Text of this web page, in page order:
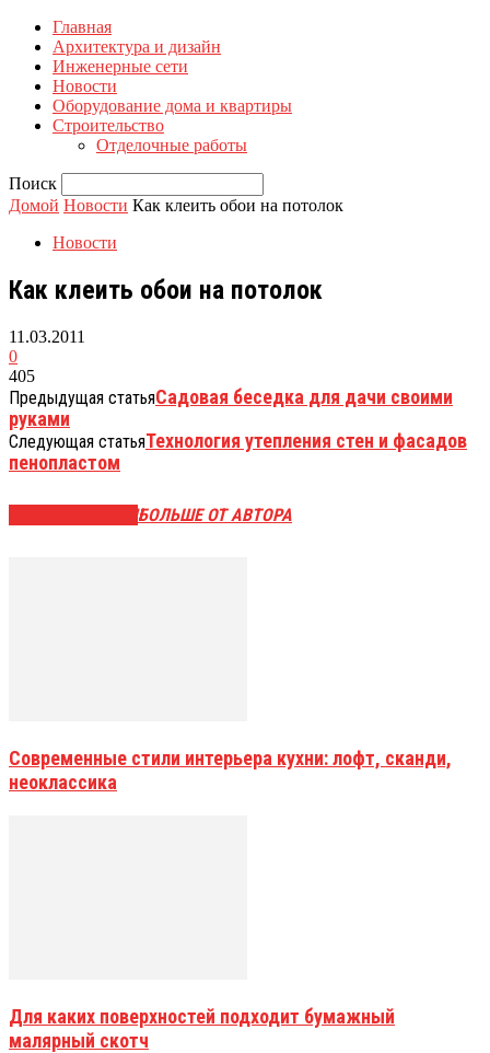
Главная
Архитектура и дизайн
Инженерные сети
Новости
Оборудование дома и квартиры
Строительство
Отделочные работы
Поиск
Домой Новости Как клеить обои на потолок
Новости
Как клеить обои на потолок
11.03.2011
0
405
Предыдущая статьяСадовая беседка для дачи своими
руками
Следующая статьяТехнология утепления стен и фасадов
пенопластом
БОЛЬШЕ ОТ АВТОРА
Современные стили интерьера кухни: лофт, сканди,
неоклассика
Для каких поверхностей подходит бумажный
малярный скотч